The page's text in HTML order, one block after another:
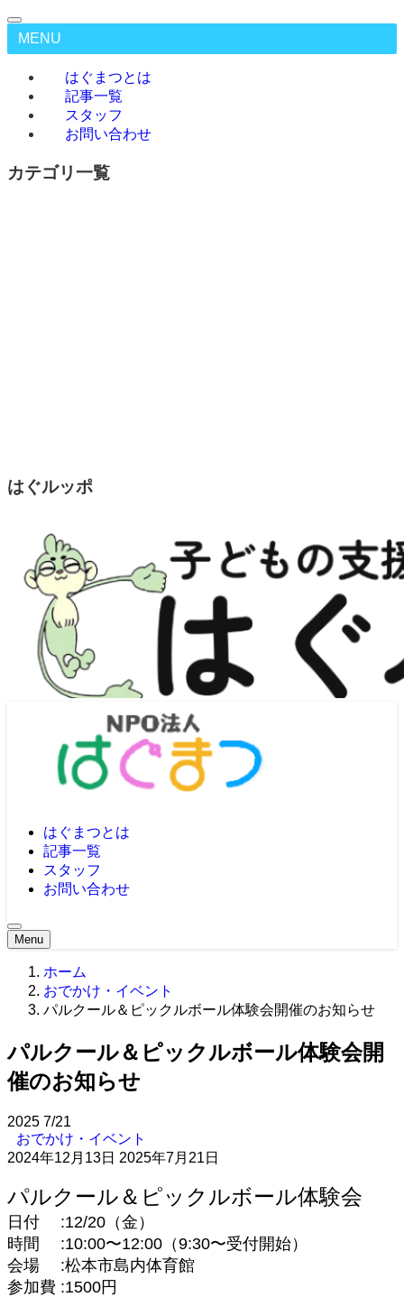
MENU
はぐまつとは
記事一覧
スタッフ
お問い合わせ
カテゴリ一覧
はぐルッポ
はぐまつとは
記事一覧
スタッフ
お問い合わせ
Menu
ホーム
おでかけ・イベント
パルクール＆ピックルボール体験会開催のお知らせ
パルクール＆ピックルボール体験会開
催のお知らせ
2025 7/21
おでかけ・イベント
2024年12月13日 2025年7月21日
パルクール＆ピックルボール体験会
日付 :12/20（金）
時間 :10:00〜12:00（9:30〜受付開始）
会場 :松本市島内体育館
参加費 :1500円